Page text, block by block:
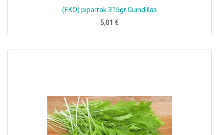
(EKO) piparrak 315gr Guindillas
5,01 €